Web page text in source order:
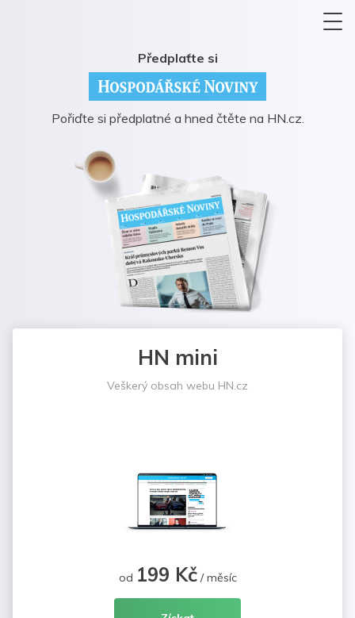
Předplaťte si
Pořiďte si předplatné a hned čtěte na HN.cz.
HN mini
Veškerý obsah webu HN.cz
od 199 Kč/ měsíc